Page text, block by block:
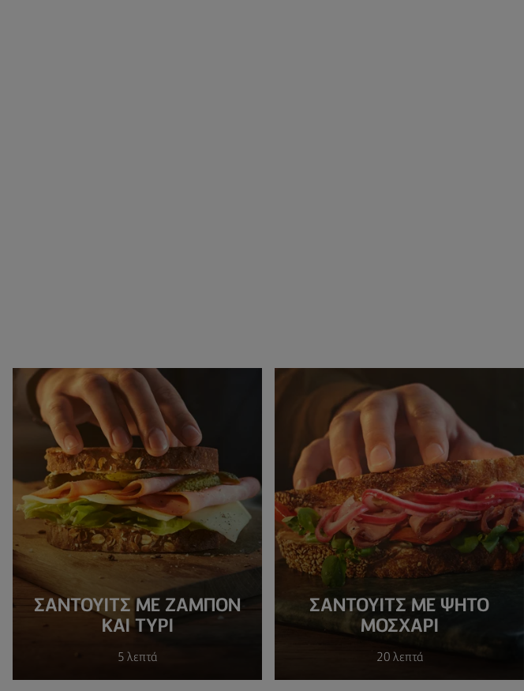
ΣΆΝΤΟΥΙΤΣ ΜΕ ΖΑΜΠΌΝ
ΚΑΙ ΤΥΡΊ
5 λεπτά
ΣΆΝΤΟΥΙΤΣ ΜΕ ΨΗΤΌ
ΜΟΣΧΆΡΙ
20 λεπτά